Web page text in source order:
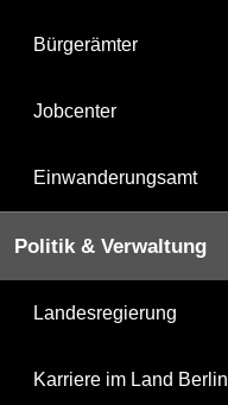
Bürgerämter
Jobcenter
Einwanderungsamt
Politik & Verwaltung
Landesregierung
Karriere im Land Berlin